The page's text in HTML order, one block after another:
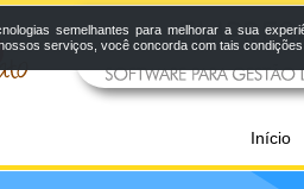
Início
semelhantes para melhorar a sua
serviços, você concorda com tais